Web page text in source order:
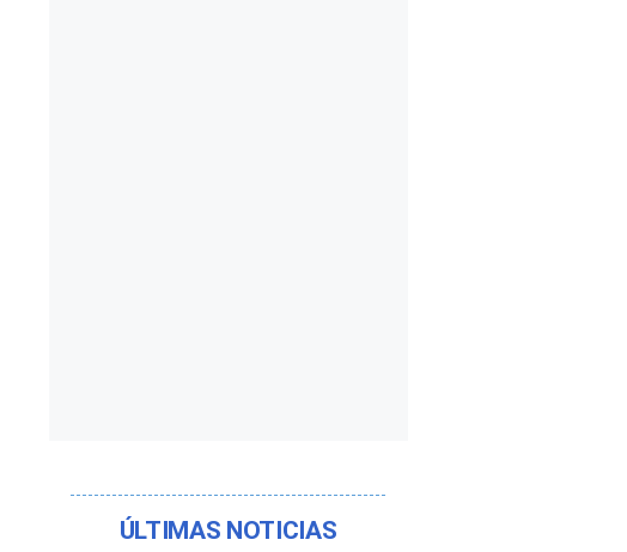
ÚLTIMAS NOTICIAS